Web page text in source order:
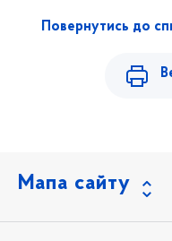
Повернутись до
Мапа сайту